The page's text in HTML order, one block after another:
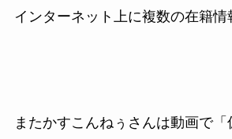
インターネット上に複数の在籍情
またかすこんねぅさんは動画で